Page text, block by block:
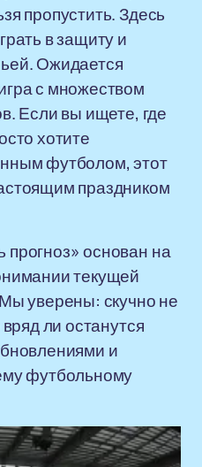
пропустить. Здесь
в защиту и
Ожидается
с множеством
Если вы ищете, где
хотите
футболом, этот
праздником
основан на
текущей
уверены: скучно не
ли останутся
и
футбольному